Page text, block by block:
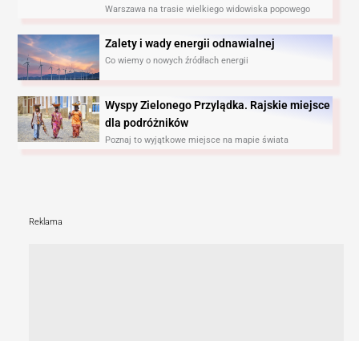
Warszawa na trasie wielkiego widowiska popowego
Zalety i wady energii odnawialnej
Co wiemy o nowych źródłach energii
Wyspy Zielonego Przylądka. Rajskie miejsce
dla podróżników
Poznaj to wyjątkowe miejsce na mapie świata
Reklama